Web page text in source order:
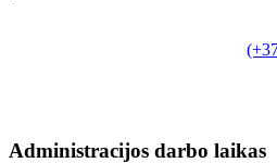
Administracijos darbo laikas